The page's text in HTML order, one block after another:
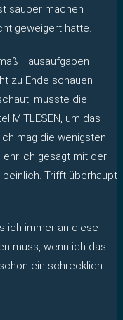
sauber machen
geweigert hatte.
Hausaufgaben
zu Ende schauen
musste die
MITLESEN, um das
mag die wenigsten
ehrlich gesagt mit der
Trifft überhaupt
ich immer an diese
muss, wenn ich das
ein schrecklich